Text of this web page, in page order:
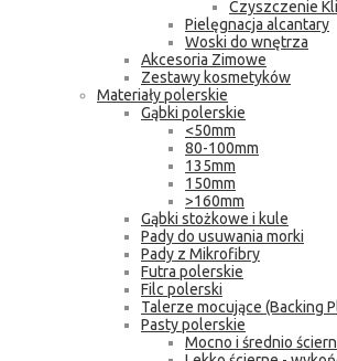
Czyszczenie
Pielęgnacja alcantary
Woski do wnętrza
Akcesoria Zimowe
Zestawy kosmetyków
Materiały polerskie
Gąbki polerskie
<50mm
80-100mm
135mm
150mm
>160mm
Gąbki stożkowe i kule
Pady do usuwania morki
Pady z Mikrofibry
Futra polerskie
Filc polerski
Talerze mocujące (Backing
Pasty polerskie
Mocno i średnio